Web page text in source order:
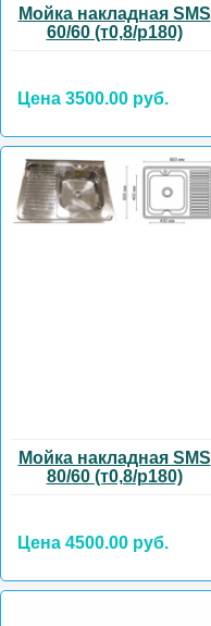
Мойка накладная SMS
60/60 (т0,8/р180)
Цена 3500.00 руб.
Мойка накладная SMS
80/60 (т0,8/р180)
Цена 4500.00 руб.